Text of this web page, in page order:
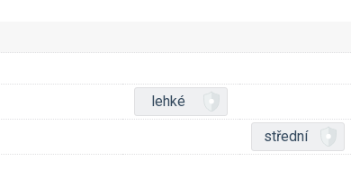
lehké
střední